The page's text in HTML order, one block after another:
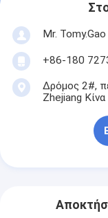
Mr. Tomy.Gao
+86-180
Δρόμος 2#,
Zhejiang